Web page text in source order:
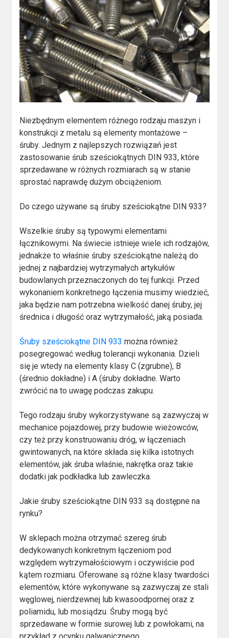
Niezbędnym elementem różnego rodzaju maszyn i
konstrukcji z metalu są elementy montażowe –
śruby. Jednym z najlepszych rozwiązań jest
zastosowanie śrub sześciokątnych DIN 933, które
sprzedawane w różnych rozmiarach są w stanie
sprostać naprawdę dużym obciążeniom.
Do czego używane są śruby sześciokątne DIN 933?
Wszelkie śruby są typowymi elementami
łącznikowymi. Na świecie istnieje wiele ich rodzajów,
jednakże to właśnie śruby sześciokątne należą do
jednej z najbardziej wytrzymałych artykułów
budowlanych przeznaczonych do tej funkcji. Przed
wykonaniem konkretnego łączenia musimy wiedzieć,
jaka będzie nam potrzebna wielkość danej śruby, jej
średnica i długość oraz wytrzymałość, jaką posiada.
Śruby sześciokątne DIN 933 można również
posegregować według tolerancji wykonania. Dzieli
się je wtedy na elementy klasy C (zgrubne), B
(średnio dokładne) i A (śruby dokładne. Warto
zwrócić na to uwagę podczas zakupu.
Tego rodzaju śruby wykorzystywane są zazwyczaj w
mechanice pojazdowej, przy budowie wieżowców,
czy też przy konstruowaniu dróg, w łączeniach
gwintowanych, na które składa się kilka istotnych
elementów, jak śruba właśnie, nakrętka oraz takie
dodatki jak podkładka lub zawleczka.
Jakie śruby sześciokątne DIN 933 są dostępne na
rynku?
W sklepach można otrzymać szereg śrub
dedykowanych konkretnym łączeniom pod
względem wytrzymałościowym i oczywiście pod
kątem rozmiaru. Oferowane są różne klasy twardości
elementów, które wykonywane są zazwyczaj ze stali
węglowej, nierdzewnej lub kwasoodpornej oraz z
poliamidu, lub mosiądzu. Śruby mogą być
sprzedawane w formie surowej lub z powłokami, na